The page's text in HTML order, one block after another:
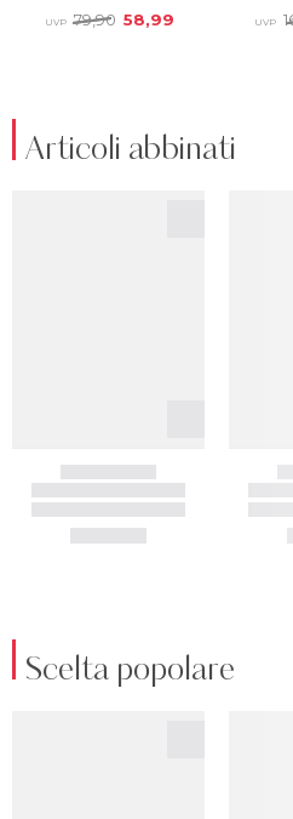
Articoli abbinati
Scelta popolare